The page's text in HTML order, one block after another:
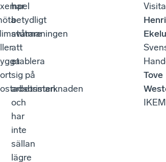
har
betydligt
svårare
att
etablera
sig på
arbetsmarknaden
och
har
inte
sällan
lägre
Visita
Tove
IKEM